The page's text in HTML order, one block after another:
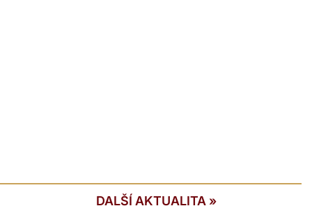
DALŠÍ AKTUALITA »